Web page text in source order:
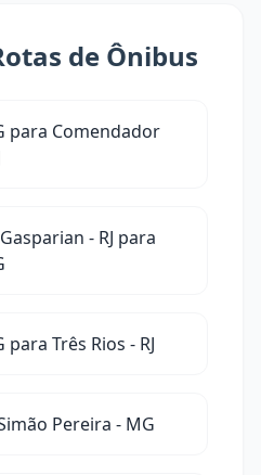
de Ônibus
para Comendador
- RJ para
Três Rios - RJ
Pereira - MG